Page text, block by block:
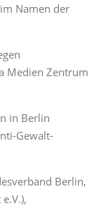
Namen der
Medien Zentrum
in Berlin
Gewalt-
Berlin,